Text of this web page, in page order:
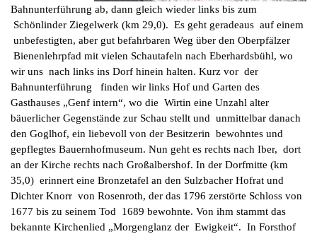
Bahnunterführung ab, dann gleich wieder links bis zum
Schönlinder Ziegelwerk (km 29,0). Es geht geradeaus auf einem
unbefestigten, aber gut befahrbaren Weg über den Oberpfälzer
Bienenlehrpfad mit vielen Schautafeln nach Eberhardsbühl, wo
wir uns nach links ins Dorf hinein halten. Kurz vor der
Bahnunterführung finden wir links Hof und Garten des
Gasthauses „Genf intern“, wo die Wirtin eine Unzahl alter
bäuerlicher Gegenstände zur Schau stellt und unmittelbar danach
den Goglhof, ein liebevoll von der Besitzerin bewohntes und
gepflegtes Bauernhofmuseum. Nun geht es rechts nach Iber, dort
an der Kirche rechts nach Großalbershof. In der Dorfmitte (km
35,0) erinnert eine Bronzetafel an den Sulzbacher Hofrat und
Dichter Knorr von Rosenroth, der das 1796 zerstörte Schloss von
1677 bis zu seinem Tod 1689 bewohnte. Von ihm stammt das
bekannte Kirchenlied „Morgenglanz der Ewigkeit“. In Forsthof